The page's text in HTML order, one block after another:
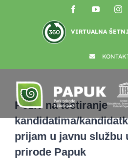
FacebookYouTube
VIRTUALNA
View
Larger
Image
Poziv na testiranje
kandidatima/
prijam u javnu službu
prirode Papuk